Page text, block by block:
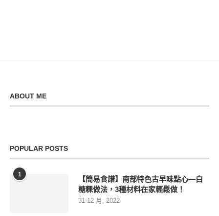
ABOUT ME
POPULAR POSTS
1
【簡易食譜】南部特色古早味點心—白
糖粿做法，3種材料在家輕鬆做！
31 12 月, 2022